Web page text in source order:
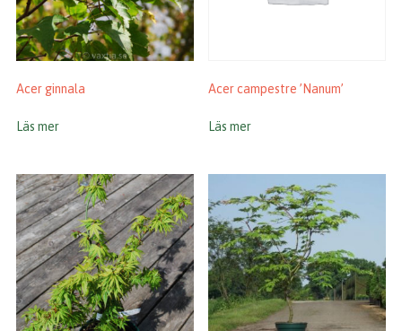
Acer ginnala
Läs mer
Acer campestre ’Nanum’
Läs mer